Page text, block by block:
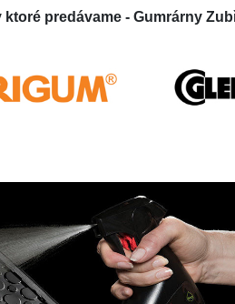
ktoré predávame - Gumrárny